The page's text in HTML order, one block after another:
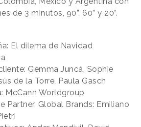
de 3 minutos, 90”, 60” y 20”.
El dilema de Navidad
Gemma Juncá, Sophie
de la Torre, Paula Gasch
McCann Worldgroup
Partner, Global Brands: Emiliano